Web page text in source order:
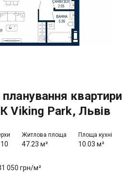
квартири
Viking Park, Львів
10
Житлова площа
47.23 м²
Площа кухні
10.03 м²
050 грн/м²